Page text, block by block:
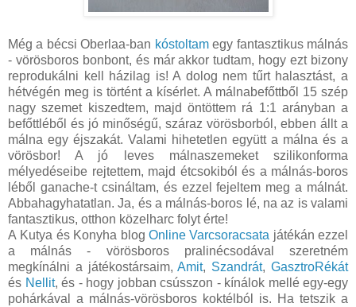
Még a bécsi Oberlaa-ban kóstoltamegy fantasztikus málnás
- vörösboros bonbont, és már akkor tudtam, hogy ezt bizony
reprodukálni kell házilag is! A dolog nem tűrt halasztást, a
hétvégén meg is történt a kísérlet. A málnabefőttből 15 szép
nagy szemet kiszedtem, majd öntöttem rá 1:1 arányban a
befőttléből és jó minőségű, száraz vörösborból, ebben állt a
málna egy éjszakát. Valami hihetetlen együtt a málna és a
vörösbor! A jó leves málnaszemeket szilikonforma
mélyedéseibe rejtettem, majd étcsokiból és a málnás-boros
léből ganache-t csináltam, és ezzel fejeltem meg a málnát.
Abbahagyhatatlan. Ja, és a málnás-boros lé, na az is valami
fantasztikus, otthon közelharc folyt érte!
A Kutya és Konyha blog Online Varcsoracsata játékán ezzel
a málnás - vörösboros pralinécsodával szeretném
megkínálni a játékostársaim,Amit, Szandrát,GasztroRékát
és Nellit, és - hogy jobban csússzon - kínálok mellé egy-egy
pohárkával a málnás-vörösboros koktélból is. Ha tetszik a